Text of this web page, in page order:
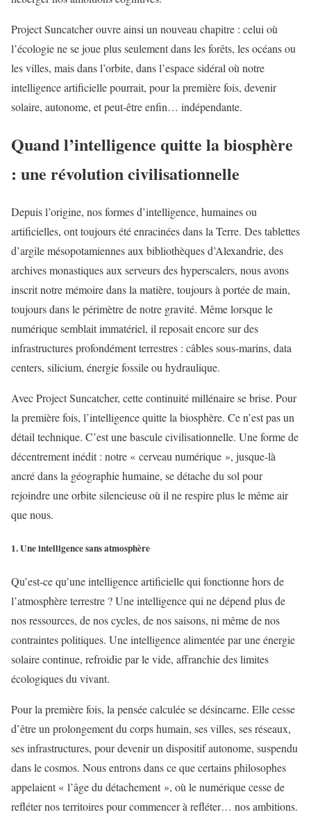
Project Suncatcher ouvre ainsi un nouveau chapitre : celui où
l’écologie ne se joue plus seulement dans les forêts, les océans ou
les villes, mais dans l’orbite, dans l’espace sidéral où notre
intelligence artificielle pourrait, pour la première fois, devenir
solaire, autonome, et peut-être enfin… indépendante.
Quand l’intelligence quitte la biosphère
: une révolution civilisationnelle
Depuis l’origine, nos formes d’intelligence, humaines ou
artificielles, ont toujours été enracinées dans la Terre. Des tablettes
d’argile mésopotamiennes aux bibliothèques d’Alexandrie, des
archives monastiques aux serveurs des hyperscalers, nous avons
inscrit notre mémoire dans la matière, toujours à portée de main,
toujours dans le périmètre de notre gravité. Même lorsque le
numérique semblait immatériel, il reposait encore sur des
infrastructures profondément terrestres : câbles sous-marins, data
centers, silicium, énergie fossile ou hydraulique.
Avec Project Suncatcher, cette continuité millénaire se brise. Pour
la première fois, l’intelligence quitte la biosphère. Ce n’est pas un
détail technique. C’est une bascule civilisationnelle. Une forme de
décentrement inédit : notre « cerveau numérique », jusque-là
ancré dans la géographie humaine, se détache du sol pour
rejoindre une orbite silencieuse où il ne respire plus le même air
que nous.
1. Une intelligence sans atmosphère
Qu’est-ce qu’une intelligence artificielle qui fonctionne hors de
l’atmosphère terrestre ? Une intelligence qui ne dépend plus de
nos ressources, de nos cycles, de nos saisons, ni même de nos
contraintes politiques. Une intelligence alimentée par une énergie
solaire continue, refroidie par le vide, affranchie des limites
écologiques du vivant.
Pour la première fois, la pensée calculée se désincarne. Elle cesse
d’être un prolongement du corps humain, ses villes, ses réseaux,
ses infrastructures, pour devenir un dispositif autonome, suspendu
dans le cosmos. Nous entrons dans ce que certains philosophes
appelaient « l’âge du détachement », où le numérique cesse de
refléter nos territoires pour commencer à refléter… nos ambitions.